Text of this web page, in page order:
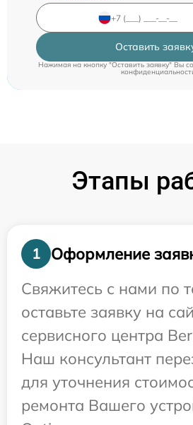
Оставить
Нажимая на кнопку "Оставить заявку" Вы
Этапы
1
Оформление
Свяжитесь с нами по
оставьте заявку на
сервисного центра
Наш консультант
для уточнения
ремонта Вашего